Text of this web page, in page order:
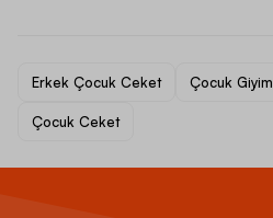
Erkek Çocuk Ceket Çocuk Giyim
Çocuk Ceket